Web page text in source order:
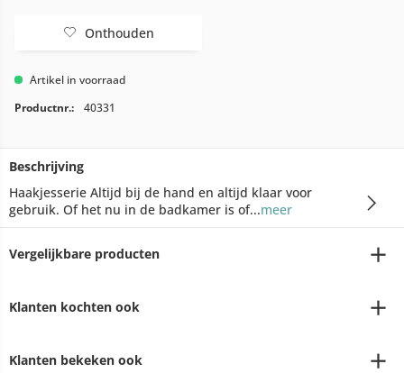
Onthouden
Artikel in voorraad
Productnr.:
40331
Beschrijving
Haakjesserie Altijd bij de hand en altijd klaar voor
gebruik. Of het nu in de badkamer is of...meer
Vergelijkbare producten
Klanten kochten ook
Klanten bekeken ook